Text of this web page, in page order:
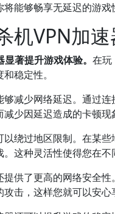
能够畅享无延迟的游戏
机VPN加
著提升游戏体验。 在玩
稳定性。
够减少网络延迟。通过
少因延迟造成的卡顿现
以绕过地区限制。在某
这种灵活性使得您在不
提供了更高的网络安全
击，这样您就可以安心